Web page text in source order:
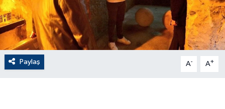
Paylaş A- A+
Finans
Flaş Haber
Gayrimenkul